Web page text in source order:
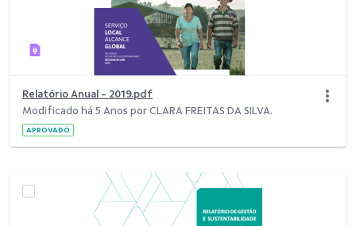
Relatório Anual - 2019.pdf
Modificado há 5 Anos por CLARA FREITAS DA SILVA.
APROVADO